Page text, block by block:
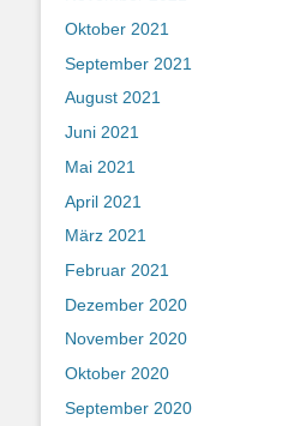
Oktober 2021
September 2021
August 2021
Juni 2021
Mai 2021
April 2021
März 2021
Februar 2021
Dezember 2020
November 2020
Oktober 2020
September 2020